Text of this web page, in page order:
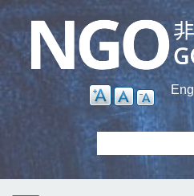
Skip
main
content
Eng